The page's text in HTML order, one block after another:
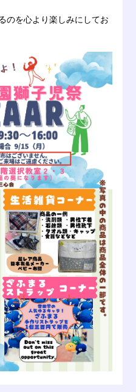
のを心より楽しみにしてお